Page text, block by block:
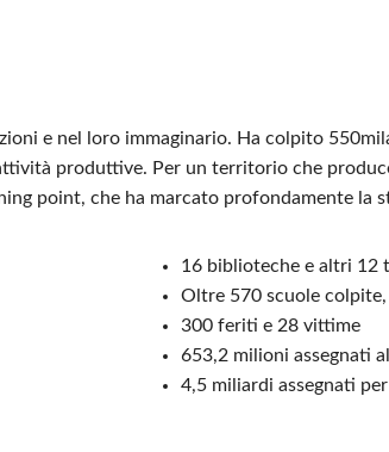
e nel loro immaginario. Ha colpito
produttive. Per un territorio che
point, che ha marcato profondamente la
16 biblioteche e altri 12
Oltre 570 scuole
300 feriti e 28 vittime
653,2 milioni assegnati
4,5 miliardi assegnati